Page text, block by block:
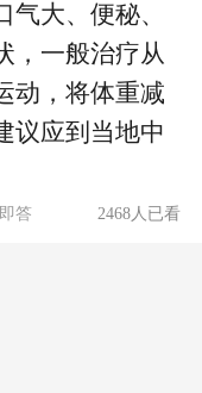
大、便秘、
，一般治疗从
动，将体重减
议应到当地中
答 2468人已看